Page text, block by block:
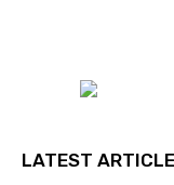
LATEST